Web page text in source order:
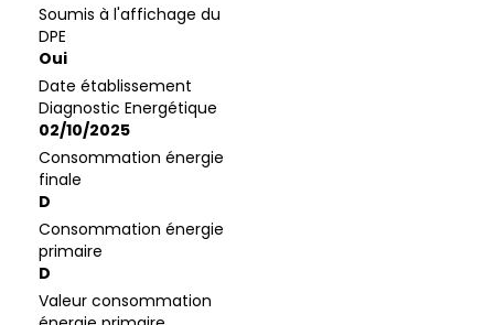
Soumis à l'affichage du
DPE
Oui
Date établissement
Diagnostic Energétique
02/10/2025
Consommation énergie
finale
D
Consommation énergie
primaire
D
Valeur consommation